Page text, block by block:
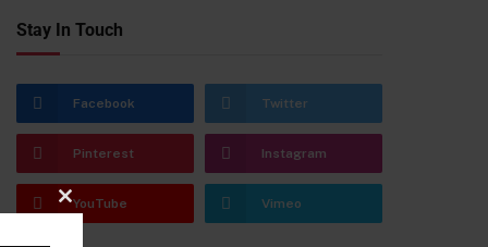
Stay In Touch
Facebook Twitter
Pinterest Instagram
YouTube Vimeo
CLOSE